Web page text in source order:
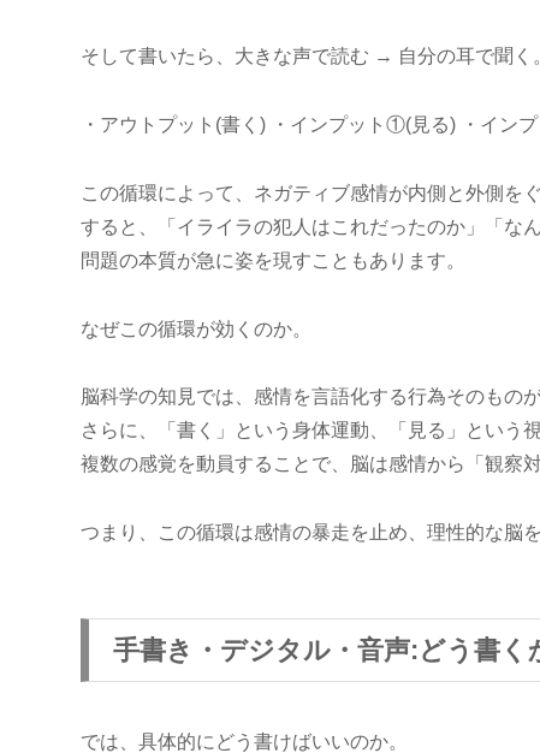
そして書いたら、大きな声で読む → 自分の耳で聞く
・アウトプット(書く) ・インプット①(見る) ・イン
この循環によって、ネガティブ感情が内側と外側を
すると、「イライラの犯人はこれだったのか」「な
問題の本質が急に姿を現すこともあります。
なぜこの循環が効くのか。
脳科学の知見では、感情を言語化する行為そのもの
さらに、「書く」という身体運動、「見る」という
複数の感覚を動員することで、脳は感情から「観察
つまり、この循環は感情の暴走を止め、理性的な脳
手書き・デジタル・音声:どう書く
では、具体的にどう書けばいいのか。